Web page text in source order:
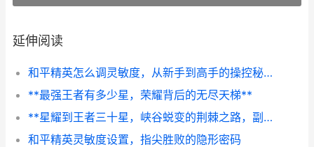
延伸阅读
和平精英怎么调灵敏度，从新手到高手的操控秘诀，副标题，资深玩家的实战调校指南
**最强王者有多少星，荣耀背后的无尽天梯**
**星耀到王者三十星，峡谷蜕变的荆棘之路，副标题，从精微操作到战略视野的破壁之旅**
和平精英灵敏度设置，指尖胜败的隐形密码